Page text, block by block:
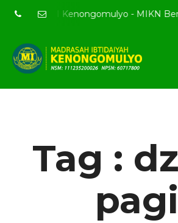
resmi MI Kenongomulyo - MIKN
Tag :
pagi